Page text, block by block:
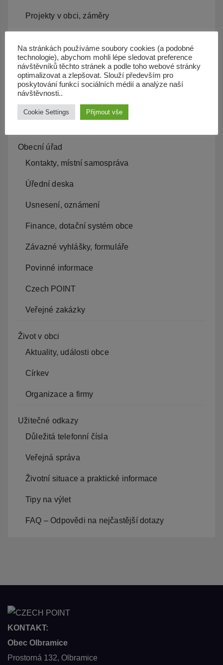
Projekty v obci, záměry
Kanalizace
Územní plán
Dopravní obslužnost
Obecní úřad
Kontakty, místní samospráva
Úřední deska
Usnesení, oznámení
Finance, dotační systém obce
Závazné vyhlášky, formuláře
Povinné informace
Czech POINT
Veřejné zakázky
Život v obci
Aktuality, události obce
Církev
Organizace a firmy
Užitečné odkazy
Důležitá telefonní čísla
Veřejná správa
Životní situace a praktické informace
Tipy na výlet
FAQ – Odpovědi na nejčastější dotazy
KONTAKT:
Obec Olbramice
Prostorná 132, Olbramice
Na stránkách používáme soubory cookies (a podobné
technologie), abychom mohli lépe sledovat preference
návštěvníků těchto stránek a podle toho webové stránky
optimalizovat a zlepšovat. Slouží především pro
poskytování funkcí sociálních médií a analýze naší
návštěvnosti..
Cookie Settings Přijmout vše